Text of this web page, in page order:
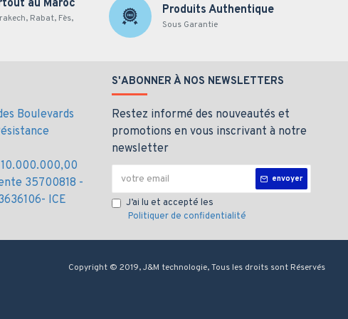
au Maroc
Rabat, Fès,
Produits Authentique
Sous Garantie
Boulevards
35700818 -
ICE
S'ABONNER À NOS NEWSLETTERS
Restez informé des nouveautés et
promotions en vous inscrivant à notre
newsletter
envoyer
J’ai lu et accepté les
Politiquer de confidentialité
Copyright © 2019, J&M technologie, Tous les droits sont Réservés